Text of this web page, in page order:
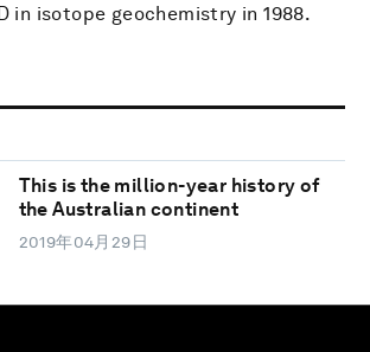
in isotope geochemistry in 1988.
This is the million-year history of
the Australian continent
2019年04月29日